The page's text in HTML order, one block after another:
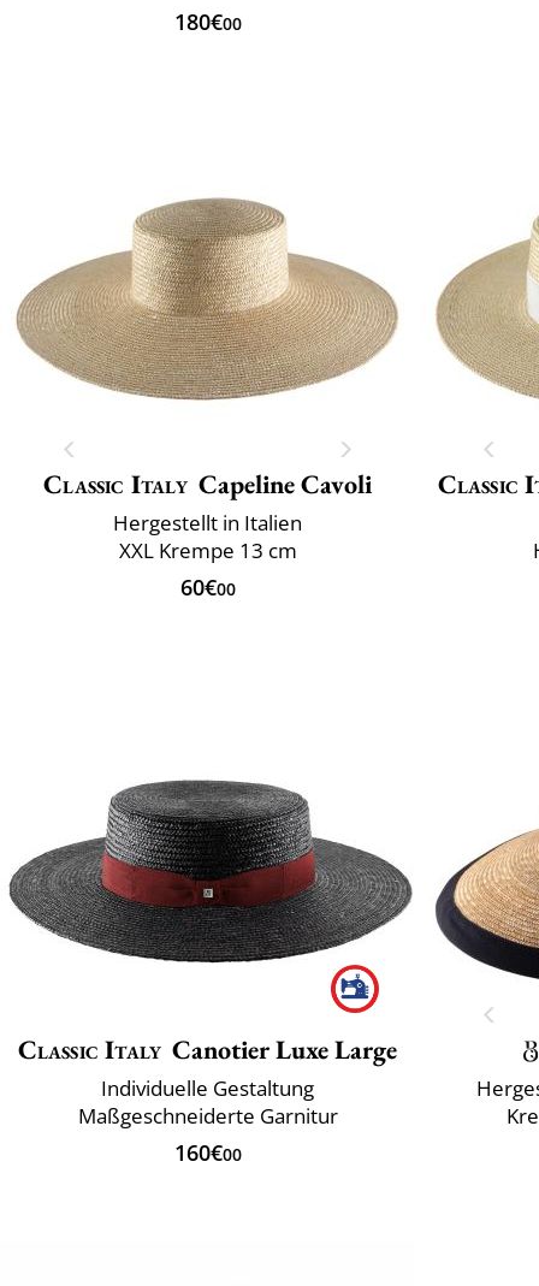
180€00
Classic Italy Capeline Cavoli
Hergestellt in Italien
XXL Krempe 13 cm
60€00
Classic
Classic Italy Canotier Luxe Large
Individuelle Gestaltung
Maßgeschneiderte Garnitur
160€00